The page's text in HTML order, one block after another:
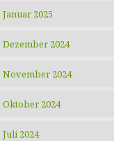
Januar 2025
Dezember 2024
November 2024
Oktober 2024
Juli 2024